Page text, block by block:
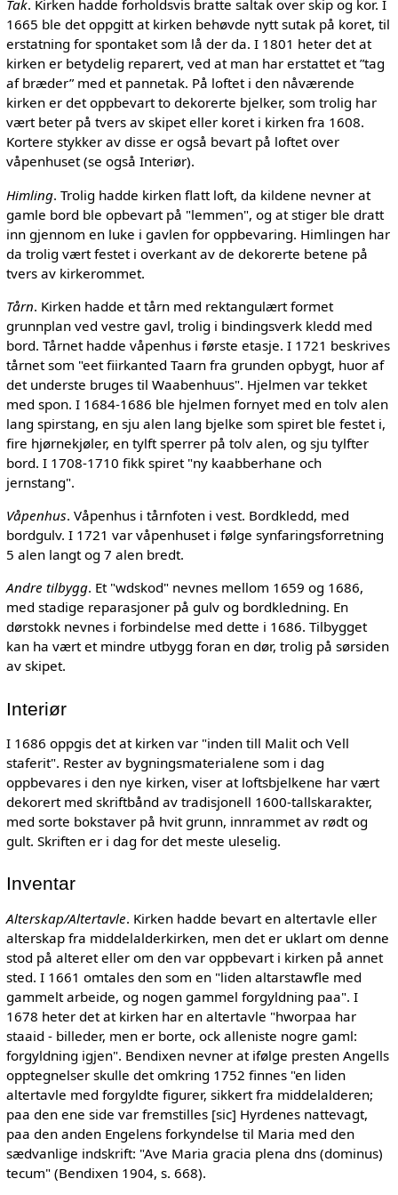
Tak. Kirken hadde forholdsvis bratte saltak over skip og kor. I
1665 ble det oppgitt at kirken behøvde nytt sutak på koret, til
erstatning for spontaket som lå der da. I 1801 heter det at
kirken er betydelig reparert, ved at man har erstattet et ”tag
af bræder” med et pannetak. På loftet i den nåværende
kirken er det oppbevart to dekorerte bjelker, som trolig har
vært beter på tvers av skipet eller koret i kirken fra 1608.
Kortere stykker av disse er også bevart på loftet over
våpenhuset (se også Interiør).
Himling. Trolig hadde kirken flatt loft, da kildene nevner at
gamle bord ble opbevart på "lemmen", og at stiger ble dratt
inn gjennom en luke i gavlen for oppbevaring. Himlingen har
da trolig vært festet i overkant av de dekorerte betene på
tvers av kirkerommet.
Tårn. Kirken hadde et tårn med rektangulært formet
grunnplan ved vestre gavl, trolig i bindingsverk kledd med
bord. Tårnet hadde våpenhus i første etasje. I 1721 beskrives
tårnet som "eet fiirkanted Taarn fra grunden opbygt, huor af
det underste bruges til Waabenhuus". Hjelmen var tekket
med spon. I 1684-1686 ble hjelmen fornyet med en tolv alen
lang spirstang, en sju alen lang bjelke som spiret ble festet i,
fire hjørnekjøler, en tylft sperrer på tolv alen, og sju tylfter
bord. I 1708-1710 fikk spiret "ny kaabberhane och
jernstang".
Våpenhus. Våpenhus i tårnfoten i vest. Bordkledd, med
bordgulv. I 1721 var våpenhuset i følge synfaringsforretning
5 alen langt og 7 alen bredt.
Andre tilbygg. Et "wdskod" nevnes mellom 1659 og 1686,
med stadige reparasjoner på gulv og bordkledning. En
dørstokk nevnes i forbindelse med dette i 1686. Tilbygget
kan ha vært et mindre utbygg foran en dør, trolig på sørsiden
av skipet.
Interiør
I 1686 oppgis det at kirken var "inden till Malit och Vell
staferit". Rester av bygningsmaterialene som i dag
oppbevares i den nye kirken, viser at loftsbjelkene har vært
dekorert med skriftbånd av tradisjonell 1600-tallskarakter,
med sorte bokstaver på hvit grunn, innrammet av rødt og
gult. Skriften er i dag for det meste uleselig.
Inventar
Alterskap/Altertavle. Kirken hadde bevart en altertavle eller
alterskap fra middelalderkirken, men det er uklart om denne
stod på alteret eller om den var oppbevart i kirken på annet
sted. I 1661 omtales den som en "liden altarstawfle med
gammelt arbeide, og nogen gammel forgyldning paa". I
1678 heter det at kirken har en altertavle "hworpaa har
staaid - billeder, men er borte, ock alleniste nogre gaml:
forgyldning igjen". Bendixen nevner at ifølge presten Angells
opptegnelser skulle det omkring 1752 finnes "en liden
altertavle med forgyldte figurer, sikkert fra middelalderen;
paa den ene side var fremstilles [sic] Hyrdenes nattevagt,
paa den anden Engelens forkyndelse til Maria med den
sædvanlige indskrift: "Ave Maria gracia plena dns (dominus)
tecum" (Bendixen 1904, s. 668).